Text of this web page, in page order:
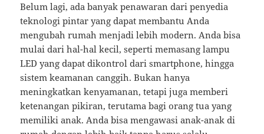
Belum lagi, ada banyak penawaran dari penyedia
teknologi pintar yang dapat membantu Anda
mengubah rumah menjadi lebih modern. Anda bisa
mulai dari hal-hal kecil, seperti memasang lampu
LED yang dapat dikontrol dari smartphone, hingga
sistem keamanan canggih. Bukan hanya
meningkatkan kenyamanan, tetapi juga memberi
ketenangan pikiran, terutama bagi orang tua yang
memiliki anak. Anda bisa mengawasi anak-anak di